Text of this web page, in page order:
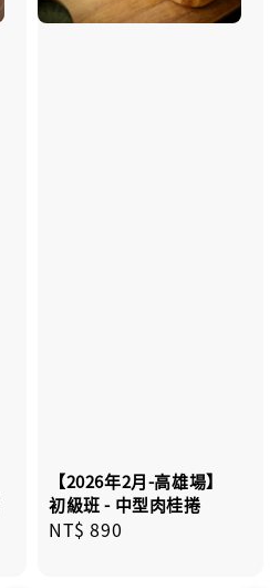
【2026年2月-高雄場】
初級班 - 中型肉桂捲
Regular
NT$ 890